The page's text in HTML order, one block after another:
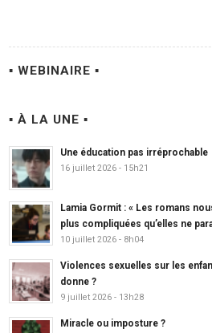
▪ WEBINAIRE ▪
▪ À LA UNE ▪
Une éducation pas irréprochable
16 juillet 2026 - 15h21
Lamia Gormit : « Les romans
plus compliquées qu’elles ne
10 juillet 2026 - 8h04
Violences sexuelles sur les
donne ?
9 juillet 2026 - 13h28
Miracle ou imposture ?